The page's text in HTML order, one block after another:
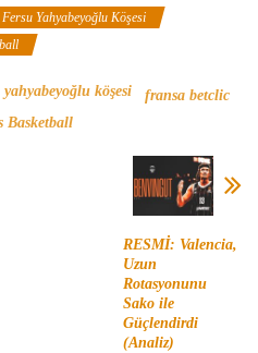
Fersu Yahyabeyoğlu Köşesi
yahyabeyoğlu köşesi
fransa betclic
Basketball
RESMİ: Valencia,
Uzun
Rotasyonunu
Sako ile
Güçlendirdi
(Analiz)